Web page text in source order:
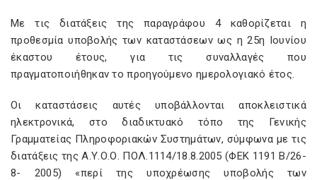
Με τις διατάξεις της παραγράφου 4 καθορίζεται η
προθεσμία υποβολής των καταστάσεων ως η 25η Ιουνίου
έκαστου έτους, για τις συναλλαγές που
πραγματοποιήθηκαν το προηγούμενο ημερολογιακό έτος.
Οι καταστάσεις αυτές υποβάλλονται αποκλειστικά
ηλεκτρονικά, στο διαδικτυακό τόπο της Γενικής
Γραμματείας Πληροφοριακών Συστημάτων, σύμφωνα με τις
διατάξεις της Α.Υ.Ο.Ο. ΠΟΛ.1114/18.8.2005 (ΦΕΚ 1191 Β/26-
8- 2005) «περί της υποχρέωσης υποβολής των